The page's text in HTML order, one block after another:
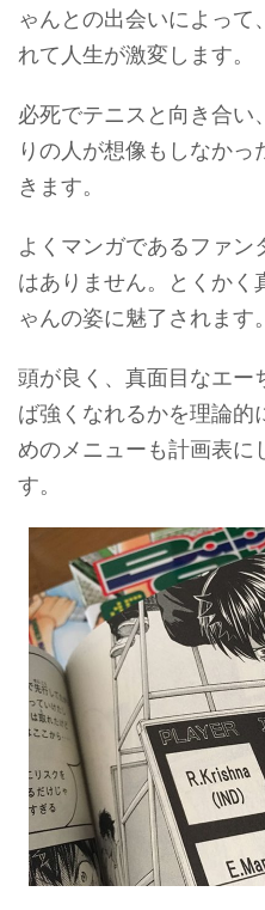
ゃんとの出会いによっ
れて人生が激変します。
必死でテニスと向き合い
りの人が想像もしなか
きます。
よくマンガであるファン
はありません。とくかく
ゃんの姿に魅了されます。
頭が良く、真面目なエー
ば強くなれるかを理論的
めのメニューも計画表に
す。